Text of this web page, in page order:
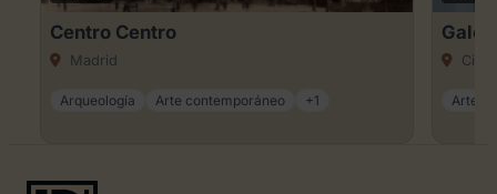
Centro Centro
Madrid
Arqueología Arte contemporáneo +1 Arte